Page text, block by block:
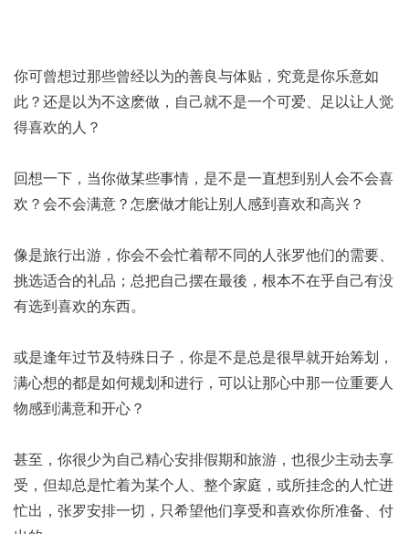
你可曾想过那些曾经以为的善良与体贴，究竟是你乐意如
此？还是以为不这麽做，自己就不是一个可爱、足以让人觉
得喜欢的人？
回想一下，当你做某些事情，是不是一直想到别人会不会喜
欢？会不会满意？怎麽做才能让别人感到喜欢和高兴？
像是旅行出游，你会不会忙着帮不同的人张罗他们的需要、
挑选适合的礼品；总把自己摆在最後，根本不在乎自己有没
有选到喜欢的东西。
或是逢年过节及特殊日子，你是不是总是很早就开始筹划，
满心想的都是如何规划和进行，可以让那心中那一位重要人
物感到满意和开心？
甚至，你很少为自己精心安排假期和旅游，也很少主动去享
受，但却总是忙着为某个人、整个家庭，或所挂念的人忙进
忙出，张罗安排一切，只希望他们享受和喜欢你所准备、付